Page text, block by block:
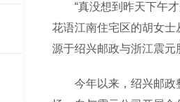
“真没想到昨天下午才
花语江南住宅区的胡女士
源于绍兴邮政与浙江震元
今年以来，绍兴邮政整